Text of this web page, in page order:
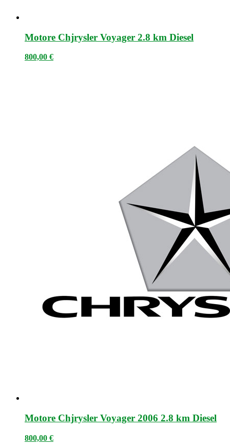
Motore Chjrysler Voyager 2.8 km Diesel
800,00 €
Motore Chjrysler Voyager 2006 2.8 km Diesel
800,00 €